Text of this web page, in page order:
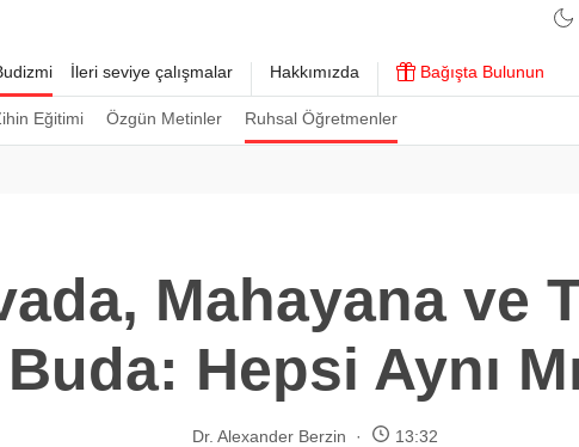
Eğitimi Özgün Metinler Ruhsal Öğretmenler
İleri seviye çalışmalar Hakkımızda Bağışta Bulunun
Mahayana ve
Buda: Hepsi Aynı
Dr. Alexander Berzin 13:32